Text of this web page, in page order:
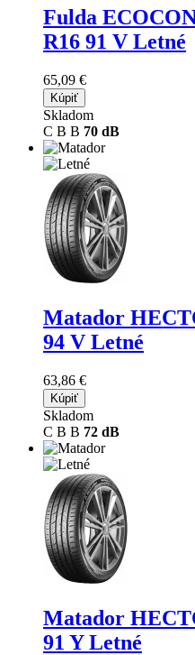
Fulda
R16 91 V Letné
65,09 €
Kúpiť
Skladom
C B B 70 dB
Matador
94 V Letné
63,86 €
Kúpiť
Skladom
C B B 72 dB
Matador
91 Y Letné